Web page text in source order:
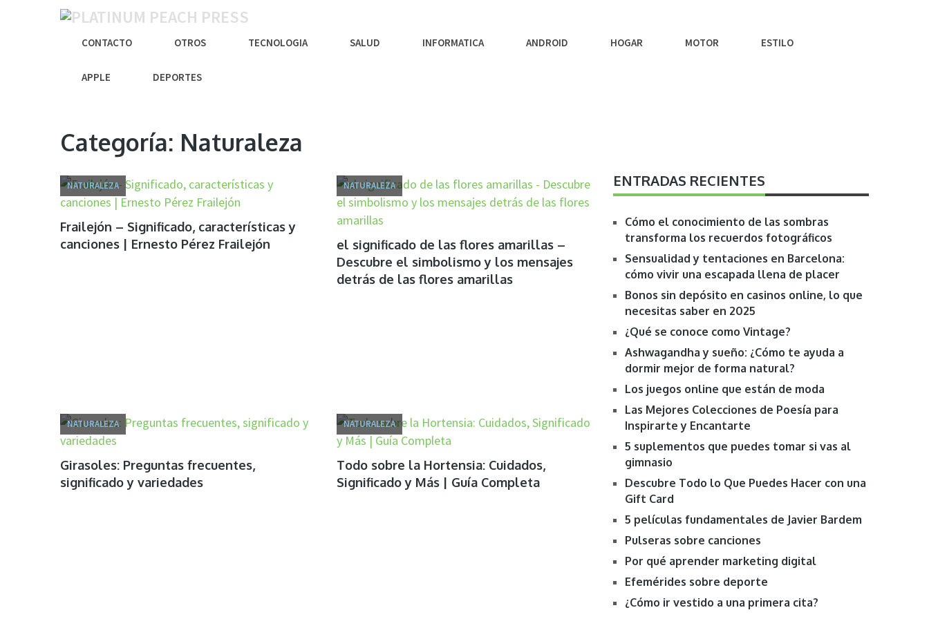
CONTACTO OTROS TECNOLOGIA SALUD INFORMATICA ANDROID HOGAR MOTOR ESTILO
APPLE DEPORTES
Categoría: Naturaleza
NATURALEZA
Frailejón – Significado, características y
canciones | Ernesto Pérez Frailejón
NATURALEZA
el significado de las flores amarillas –
Descubre el simbolismo y los mensajes
detrás de las flores amarillas
ENTRADAS RECIENTES
Cómo el conocimiento de las sombras
transforma los recuerdos fotográficos
Sensualidad y tentaciones en Barcelona:
cómo vivir una escapada llena de placer
Bonos sin depósito en casinos online, lo que
necesitas saber en 2025
¿Qué se conoce como Vintage?
Ashwagandha y sueño: ¿Cómo te ayuda a
dormir mejor de forma natural?
Los juegos online que están de moda
Las Mejores Colecciones de Poesía para
Inspirarte y Encantarte
5 suplementos que puedes tomar si vas al
gimnasio
Descubre Todo lo Que Puedes Hacer con una
Gift Card
5 películas fundamentales de Javier Bardem
Pulseras sobre canciones
Por qué aprender marketing digital
Efemérides sobre deporte
¿Cómo ir vestido a una primera cita?
NATURALEZA
Girasoles: Preguntas frecuentes,
significado y variedades
NATURALEZA
Todo sobre la Hortensia: Cuidados,
Significado y Más | Guía Completa